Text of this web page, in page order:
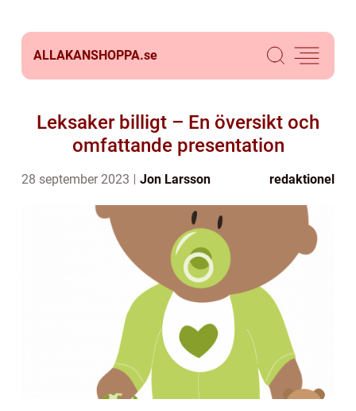
ALLAKANSHOPPA.se
Leksaker billigt – En översikt och
omfattande presentation
28 september 2023 Jon Larsson redaktionel